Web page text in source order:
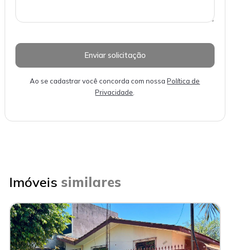
Ao se cadastrar você concorda com nossaPolítica de
Privacidade
Imóveis similares